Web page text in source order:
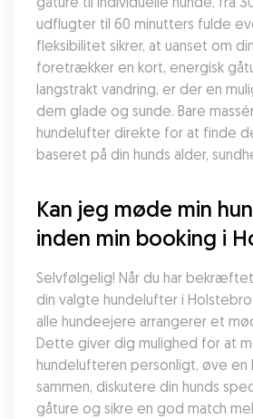
udflugter til 60 minutters fulde
fleksibilitet sikrer, at uanset om
foretrækker en kort, energisk
langstrakt vandring, er der en
dem glade og sunde. Bare
hundelufter direkte for at finde
baseret på din hunds alder,
Kan jeg møde min
inden min booking i
Selvfølgelig! Når du har
din valgte hundelufter i
alle hundeejere arrangerer et
Dette giver dig mulighed for at
hundelufteren personligt, øve en
sammen, diskutere din hunds
gåture og sikre en god match